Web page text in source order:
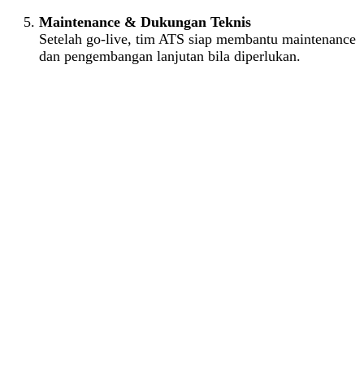
Maintenance & Dukungan Teknis
Setelah go-live, tim ATS siap membantu maintenance
dan pengembangan lanjutan bila diperlukan.